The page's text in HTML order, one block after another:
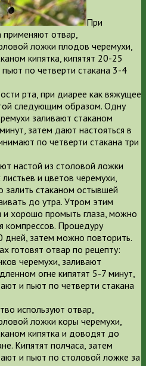
При
применяют отвар,
ложки плодов черемухи,
кипятка, кипятят 20-25
по четверти стакана 3-4
рта, при диарее как вяжущее
следующим образом. Одну
заливают стаканом
затем дают настояться в
по четверти стакана три
настой из столовой ложки
и цветов черемухи,
залить стаканом остывшей
до утра. Утром этим
и хорошо промыть глаза, можно
компрессов. Процедуру
дней, затем можно повторить.
готовят отвар по рецепту:
черемухи, заливают
огне кипятят 5-7 минут,
и пьют по четверти стакана
используют отвар,
ложки коры черемухи,
кипятка и доводят до
Кипятят полчаса, затем
и пьют по столовой ложке за